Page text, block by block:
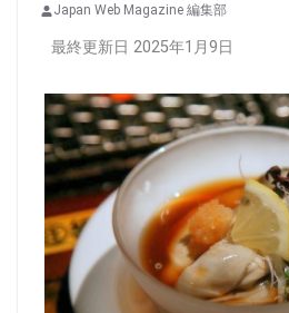
Japan Web Magazine 編集部
最終更新日 2025年1月9日